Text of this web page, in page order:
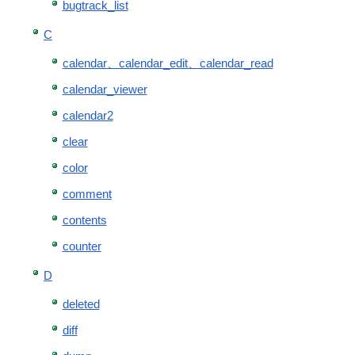
bugtrack_list
C
calendar、calendar_edit、calendar_read
calendar_viewer
calendar2
clear
color
comment
contents
counter
D
deleted
diff